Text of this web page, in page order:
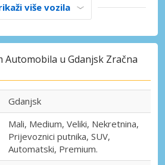
više vozila
Automobila u Gdanjsk Zračna
Gdanjsk
Mali, Medium, Veliki, Nekretnina,
Prijevoznici putnika, SUV,
Automatski, Premium.